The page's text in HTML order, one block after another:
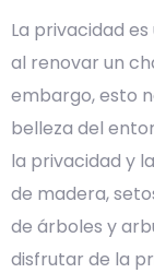
La privacidad
al renovar un
embargo, esto
belleza del
la privacidad y
de madera,
de árboles y
disfrutar de la